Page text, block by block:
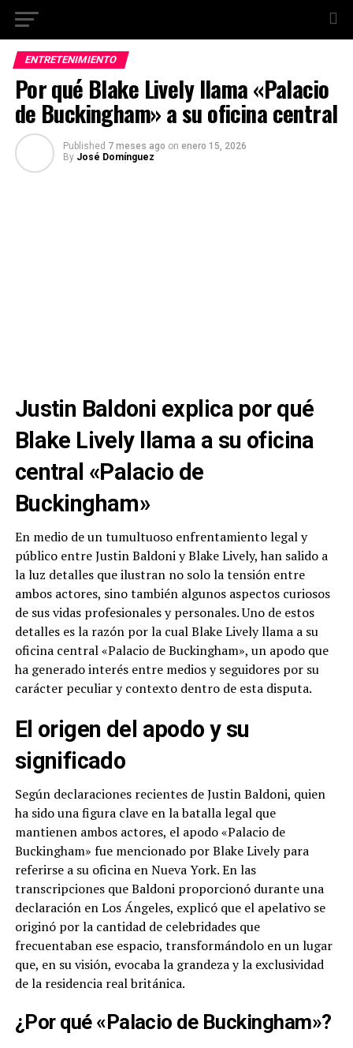
ENTRETENIMIENTO
Por qué Blake Lively llama «Palacio
de Buckingham» a su oficina central
Published 7 meses ago on enero 15, 2026
By José Domínguez
Justin Baldoni explica por qué
Blake Lively llama a su oficina
central «Palacio de
Buckingham»
En medio de un tumultuoso enfrentamiento legal y
público entre Justin Baldoni y Blake Lively, han salido a
la luz detalles que ilustran no solo la tensión entre
ambos actores, sino también algunos aspectos curiosos
de sus vidas profesionales y personales. Uno de estos
detalles es la razón por la cual Blake Lively llama a su
oficina central «Palacio de Buckingham», un apodo que
ha generado interés entre medios y seguidores por su
carácter peculiar y contexto dentro de esta disputa.
El origen del apodo y su
significado
Según declaraciones recientes de Justin Baldoni, quien
ha sido una figura clave en la batalla legal que
mantienen ambos actores, el apodo «Palacio de
Buckingham» fue mencionado por Blake Lively para
referirse a su oficina en Nueva York. En las
transcripciones que Baldoni proporcionó durante una
declaración en Los Ángeles, explicó que el apelativo se
originó por la cantidad de celebridades que
frecuentaban ese espacio, transformándolo en un lugar
que, en su visión, evocaba la grandeza y la exclusividad
de la residencia real británica.
¿Por qué «Palacio de Buckingham»?